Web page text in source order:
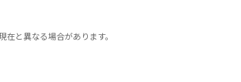
と異なる場合があります。